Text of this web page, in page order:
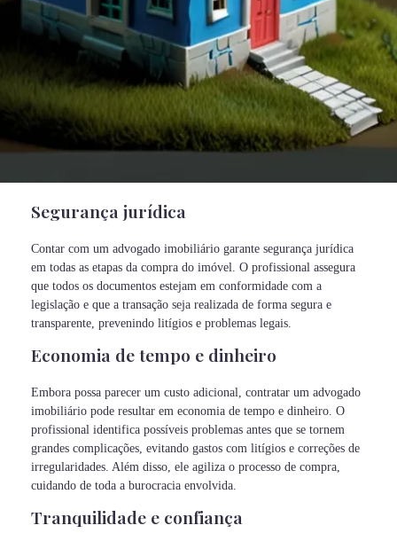
Segurança jurídica
Contar com um advogado imobiliário garante segurança jurídica
em todas as etapas da compra do imóvel. O profissional assegura
que todos os documentos estejam em conformidade com a
legislação e que a transação seja realizada de forma segura e
transparente, prevenindo litígios e problemas legais.
Economia de tempo e dinheiro
Embora possa parecer um custo adicional, contratar um advogado
imobiliário pode resultar em economia de tempo e dinheiro. O
profissional identifica possíveis problemas antes que se tornem
grandes complicações, evitando gastos com litígios e correções de
irregularidades. Além disso, ele agiliza o processo de compra,
cuidando de toda a burocracia envolvida.
Tranquilidade e confiança